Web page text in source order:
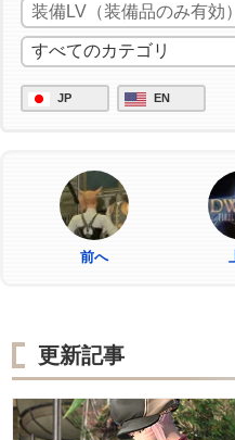
JP EN
前へ
更新記事